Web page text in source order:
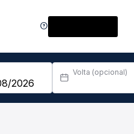
Volta (opcional)